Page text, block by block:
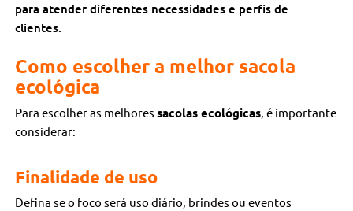
para atender diferentes necessidades e perfis de
clientes.
Como escolher a melhor sacola
ecológica
Para escolher as melhoressacolas ecológicas, é importante
considerar:
Finalidade de uso
Defina se o foco será uso diário, brindes ou eventos